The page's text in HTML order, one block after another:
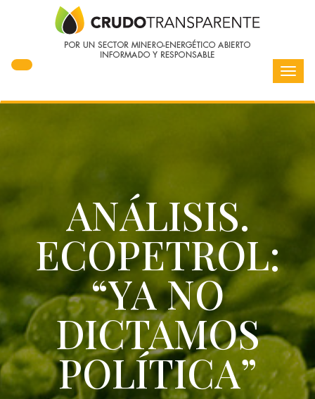
ANÁLISIS.
ECOPETROL:
“YA NO
DICTAMOS
POLÍTICA”